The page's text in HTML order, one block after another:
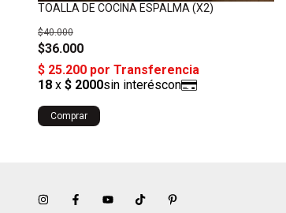
TOALLA DE COCINA ESPALMA (X2)
$36.000
$40.000
Comprar